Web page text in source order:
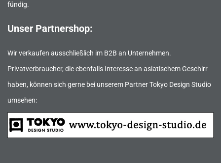
fündig.
Unser Partnershop:
Wir verkaufen ausschließlich im B2B an Unternehmen.
Privatverbraucher, die ebenfalls Interesse an asiatischem Geschirr
haben, können sich gerne bei unserem Partner Tokyo Design Studio
umsehen: